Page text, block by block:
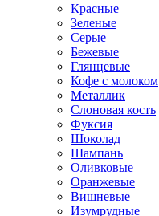
Красные
Зеленые
Серые
Бежевые
Глянцевые
Кофе с молоком
Металлик
Слоновая кость
Фуксия
Шоколад
Шампань
Оливковые
Оранжевые
Вишневые
Изумрудные